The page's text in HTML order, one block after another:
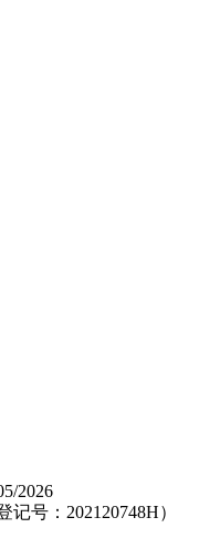
2026
号：202120748H）